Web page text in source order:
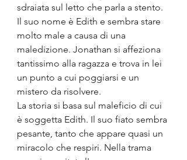
sdraiata sul letto che parla a stento.
Il suo nome è Edith e sembra stare
molto male a causa di una
maledizione. Jonathan si affeziona
tantissimo alla ragazza e trova in lei
un punto a cui poggiarsi e un
mistero da risolvere.
La storia si basa sul maleficio di cui
è soggetta Edith. Il suo fiato sembra
pesante, tanto che appare quasi un
miracolo che respiri. Nella trama